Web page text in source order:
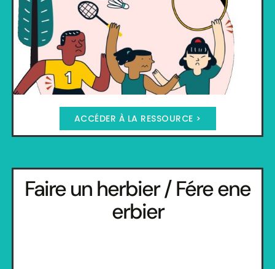
ACCÉDER À LA RESSOURCE >
Faire un herbier / Fére ene
erbier